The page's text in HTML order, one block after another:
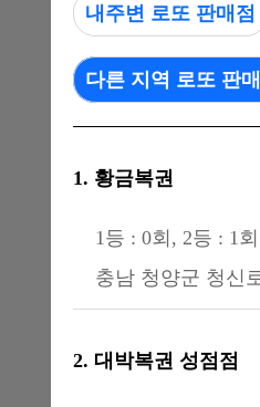
내주변 로또 판매점
다른 지역 로또 판
1. 황금복권
1등 : 0회, 2등 : 1회
충남 청양군 청신
2. 대박복권 성점점